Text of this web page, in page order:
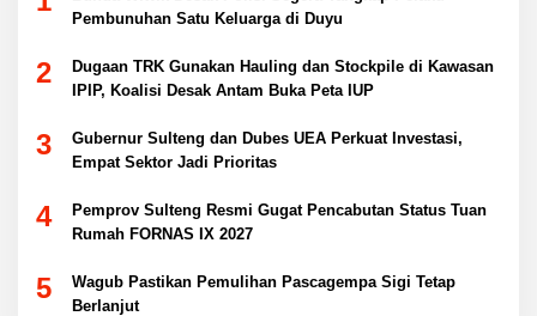
Pembunuhan Satu Keluarga di Duyu
2
Dugaan TRK Gunakan Hauling dan Stockpile di Kawasan
IPIP, Koalisi Desak Antam Buka Peta IUP
3
Gubernur Sulteng dan Dubes UEA Perkuat Investasi,
Empat Sektor Jadi Prioritas
4
Pemprov Sulteng Resmi Gugat Pencabutan Status Tuan
Rumah FORNAS IX 2027
5
Wagub Pastikan Pemulihan Pascagempa Sigi Tetap
Berlanjut